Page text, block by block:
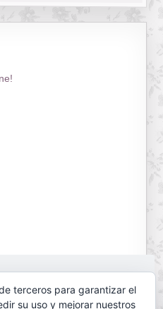
terceros para garantizar el
su uso y mejorar nuestros